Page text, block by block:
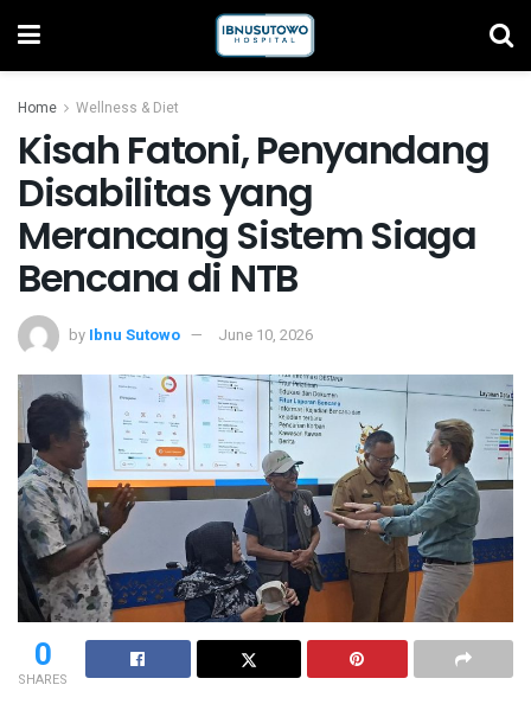
Home Wellness & Diet
Kisah Fatoni, Penyandang
Disabilitas yang
Merancang Sistem Siaga
Bencana di NTB
by Ibnu Sutowo June 10, 2026
0
SHARES